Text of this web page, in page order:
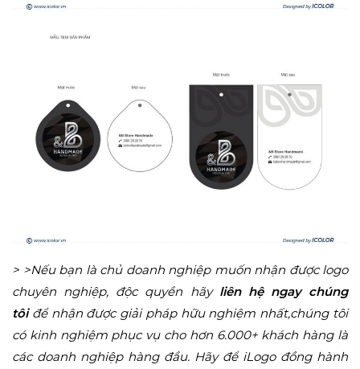
> >Nếu bạn là chủ doanh nghiệp muốn nhận được logo
chuyên nghiệp, độc quyền hãy liên hệ ngay chúng
tôiđể nhận được giải pháp hữu nghiệm nhất,chúng tôi
có kinh nghiệm phục vụ cho hơn 6.000+ khách hàng là
các doanh nghiệp hàng đầu. Hãy để iLogo đồng hành